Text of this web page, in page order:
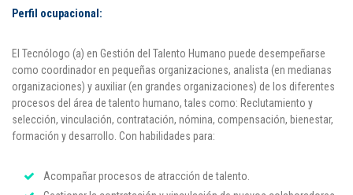
Perfil ocupacional:
El Tecnólogo (a) en Gestión del Talento Humano puede desempeñarse
como coordinador en pequeñas organizaciones, analista (en medianas
organizaciones) y auxiliar (en grandes organizaciones) de los diferentes
procesos del área de talento humano, tales como: Reclutamiento y
selección, vinculación, contratación, nómina, compensación, bienestar,
formación y desarrollo. Con habilidades para:
Acompañar procesos de atracción de talento.